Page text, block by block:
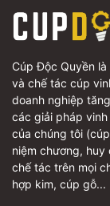
Cúp Độc Quyền
và chế tác cúp
doanh nghiệp
các giải pháp
của chúng tôi
niệm chương,
chế tác trên mọi
hợp kim, cúp gỗ...